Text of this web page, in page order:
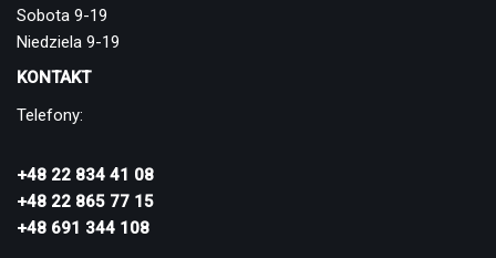
Sobota 9-19
Niedziela 9-19
KONTAKT
Telefony:
+48 22 834 41 08
+48 22 865 77 15
+48 691 344 108